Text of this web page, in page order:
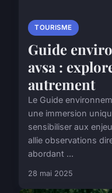
TOURISME
Guide
avsa :
autrement
Le Guide
une immersion
sensibiliser aux
allie observations
abordant ...
28 mai 2025